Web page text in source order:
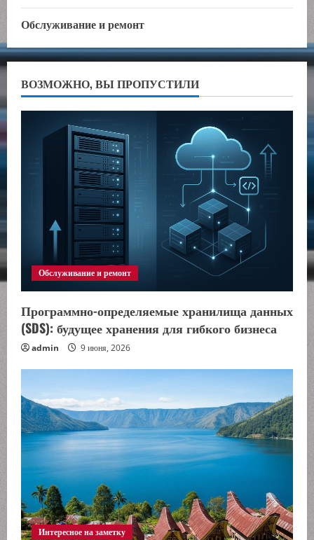
Обслуживание и ремонт
ВОЗМОЖНО, ВЫ ПРОПУСТИЛИ
Обслуживание и ремонт
Программно-определяемые хранилища данных
(SDS): будущее хранения для гибкого бизнеса
admin 9 июня, 2026
Интересное на заметку